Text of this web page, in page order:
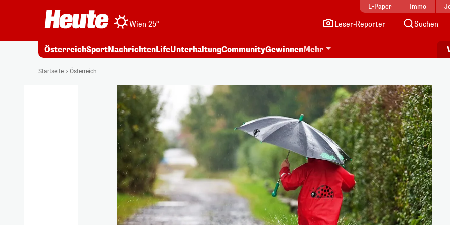
E-Paper Immo
Wien 25° Leser-Reporter Suchen
ÖsterreichSportNachrichtenLifeUnterhaltungCommunityGewinnenMehr
Startseite Österreich